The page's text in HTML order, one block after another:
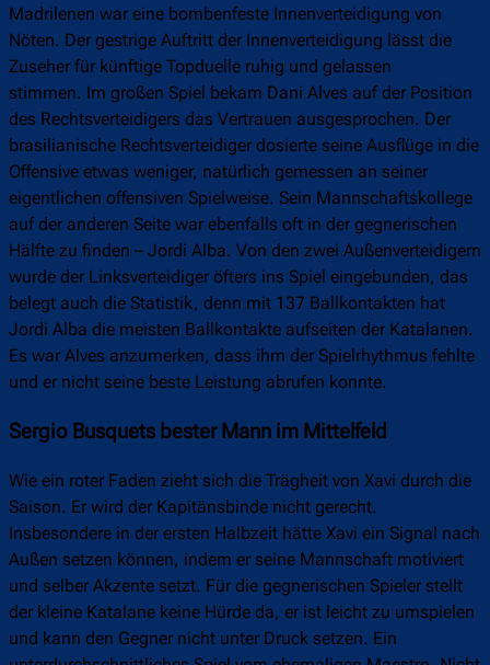
Madrilenen war eine bombenfeste Innenverteidigung von
Nöten. Der gestrige Auftritt der Innenverteidigung lässt die
Zuseher für künftige Topduelle ruhig und gelassen
stimmen. Im großen Spiel bekam Dani Alves auf der Position
des Rechtsverteidigers das Vertrauen ausgesprochen. Der
brasilianische Rechtsverteidiger dosierte seine Ausflüge in die
Offensive etwas weniger, natürlich gemessen an seiner
eigentlichen offensiven Spielweise. Sein Mannschaftskollege
auf der anderen Seite war ebenfalls oft in der gegnerischen
Hälfte zu finden – Jordi Alba. Von den zwei Außenverteidigern
wurde der Linksverteidiger öfters ins Spiel eingebunden, das
belegt auch die Statistik, denn mit 137 Ballkontakten hat
Jordi Alba die meisten Ballkontakte aufseiten der Katalanen.
Es war Alves anzumerken, dass ihm der Spielrhythmus fehlte
und er nicht seine beste Leistung abrufen konnte.
Sergio Busquets bester Mann im Mittelfeld
Wie ein roter Faden zieht sich die Trägheit von Xavi durch die
Saison. Er wird der Kapitänsbinde nicht gerecht.
Insbesondere in der ersten Halbzeit hätte Xavi ein Signal nach
Außen setzen können, indem er seine Mannschaft motiviert
und selber Akzente setzt. Für die gegnerischen Spieler stellt
der kleine Katalane keine Hürde da, er ist leicht zu umspielen
und kann den Gegner nicht unter Druck setzen. Ein